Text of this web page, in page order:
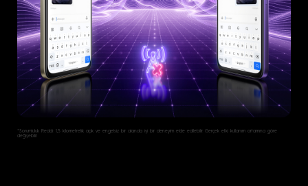
*Sorumluluk Reddi: 1,5 kilometrelik açık ve engelsiz bir alanda iyi bir deneyim elde edilebilir. Gerçek etki kullanım ortamına göre
değişebilir.